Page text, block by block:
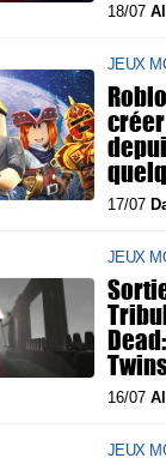
18/07
JEUX
17/07
JEUX
16/07
JEUX